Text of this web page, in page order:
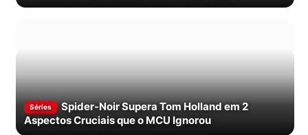
Séries
Spider-Noir Supera Tom Holland em 2
Aspectos Cruciais que o MCU Ignorou